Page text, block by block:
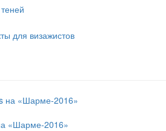
для визажистов
«Шарме-2016»